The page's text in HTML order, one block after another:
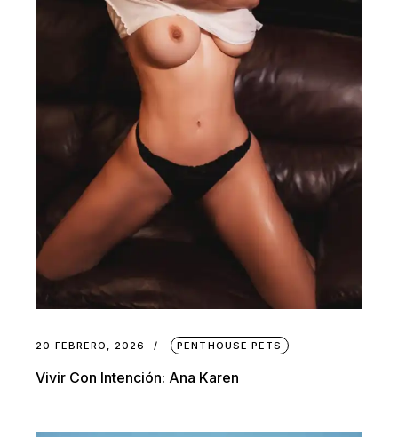
20 FEBRERO, 2026 PENTHOUSE PETS
Vivir Con Intención: Ana Karen